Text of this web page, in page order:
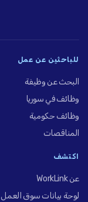
للباحثين عن عمل
البحث عن وظيفة
وظائف في سوريا
وظائف حكومية
المناقصات
اكتشف
عن WorkLink
لوحة بيانات سوق العمل